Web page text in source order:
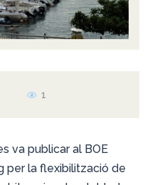
1
va publicar al BOE
per la flexibilització de